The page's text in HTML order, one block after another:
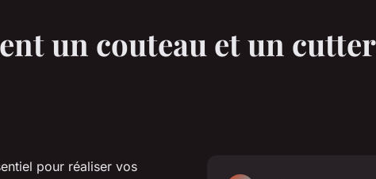
un couteau et un cutter
pour réaliser vos